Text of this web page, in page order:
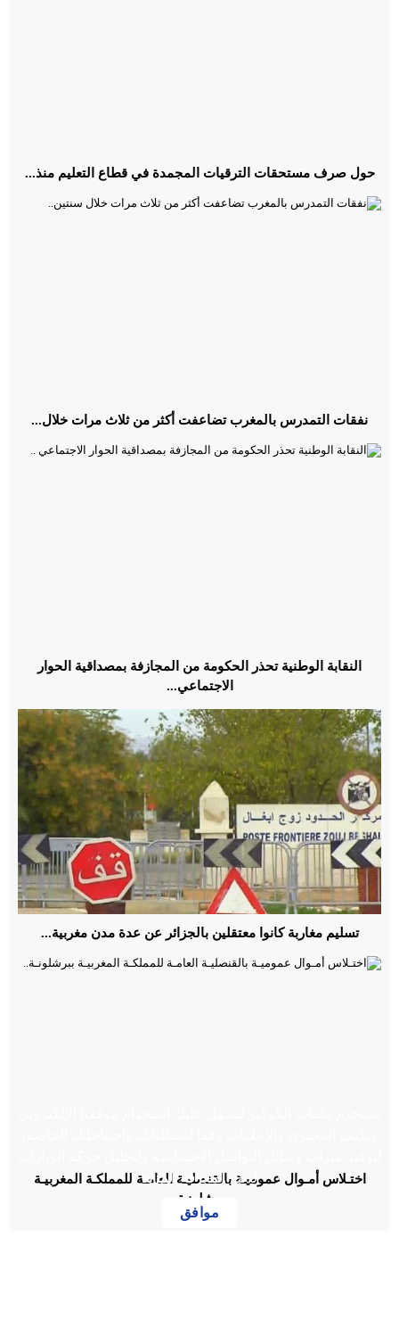
حول صرف مستحقات الترقيات المجمدة في قطاع التعليم منذ...
نفقات التمدرس بالمغرب تضاعفت أكثر من ثلاث مرات خلال...
النقابة الوطنية تحذر الحكومة من المجازفة بمصداقية الحوار
الاجتماعي...
تسليم مغاربة كانوا معتقلين بالجزائر عن عدة مدن مغربية...
اختـلاس أمـوال عموميـة بالقنصليـة العامـة للمملكـة المغربيـة
ببرشلونـة..
لدينا...لمعرفة المزيد
موافق